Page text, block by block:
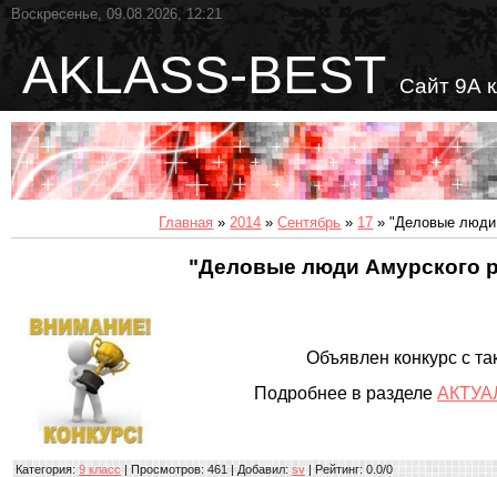
Воскресенье, 09.08.2026, 12:21
AKLASS-BEST Сайт 9А
Главная » 2014 » Сентябрь » 17 » "Деловые люди
"Деловые люди Амурского
Объявлен конкурс с
Подробнее в разделе
Категория: 9 класс | Просмотров: 461 | Добавил: sv | Рейтинг: 0.0/0